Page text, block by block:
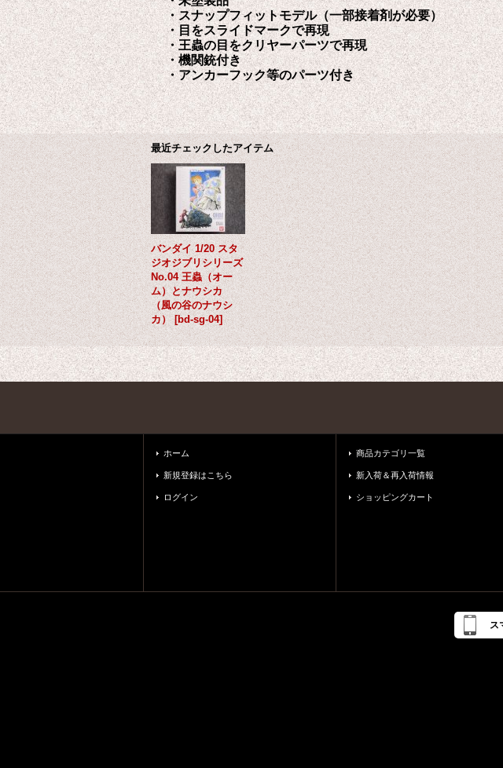
・スナップフィットモデル（一部接着剤が必要）
・目をスライドマークで再現
・王蟲の目をクリヤーパーツで再現
・機関銃付き
・アンカーフック等のパーツ付き
最近チェックしたアイテム
バンダイ 1/20 スタ
ジオジブリシリーズ
No.04 王蟲（オー
ム）とナウシカ
（風の谷のナウシ
カ） [bd-sg-04]
ホーム
新規登録はこちら
ログイン
商品カテゴリ一覧
新入荷＆再入荷情報
ショッピングカート
ス